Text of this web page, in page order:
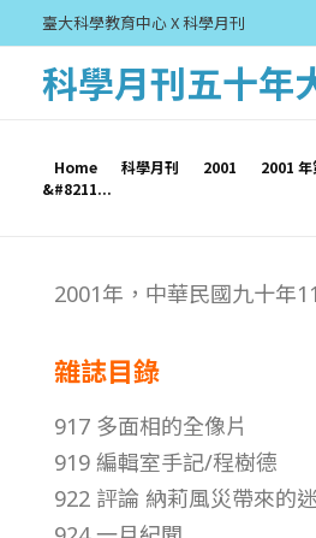
臺大科學教育中心 X 科學月刊
科學月刊五十年
Home 科學月刊 2001
2001
&#8211...
2
0
1
2001年，中華民國九十年
雜誌目錄
917 多面相的全像片
919 編輯室手記/程樹德
922 評論 納莉風災帶來的